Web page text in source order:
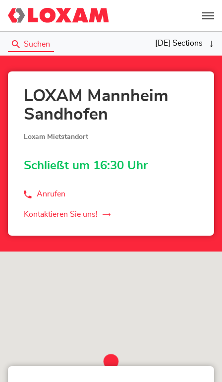
Menü
Suchen [DE] Sections
LOXAM Mannheim
Sandhofen
Loxam Mietstandort
Schließt um 16:30 Uhr
Anrufen
der
Mannheim
Kontaktieren Sie uns!
der
Sandhofen-